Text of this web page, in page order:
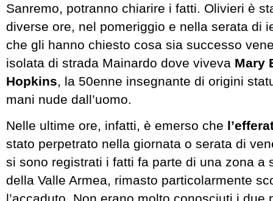
Sanremo, potranno chiarire i fatti. Olivieri è
diverse ore, nel pomeriggio e nella serata di
che gli hanno chiesto cosa sia successo
isolata di strada Mainardo dove viveva Mary
Hopkins , la 50enne insegnante di origini
mani nude dall’uomo.
Nelle ultime ore, infatti, è emerso che
stato perpetrato nella giornata o serata di
si sono registrati i fatti fa parte di una zona a
della Valle Armea, rimasto particolarmente